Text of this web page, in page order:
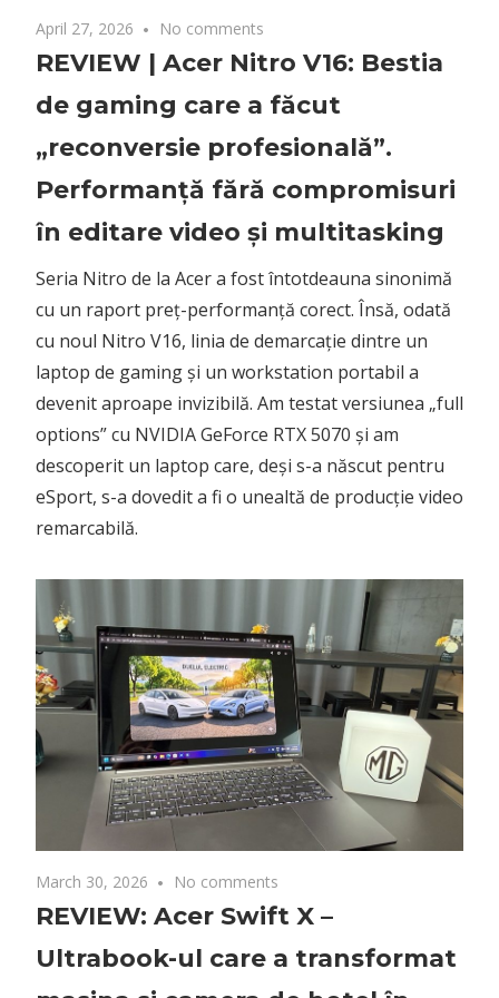
April 27, 2026 No comments
REVIEW | Acer Nitro V16: Bestia
de gaming care a făcut
„reconversie profesională”.
Performanță fără compromisuri
în editare video și multitasking
Seria Nitro de la Acer a fost întotdeauna sinonimă
cu un raport preț-performanță corect. Însă, odată
cu noul Nitro V16, linia de demarcație dintre un
laptop de gaming și un workstation portabil a
devenit aproape invizibilă. Am testat versiunea „full
options” cu NVIDIA GeForce RTX 5070 și am
descoperit un laptop care, deși s-a născut pentru
eSport, s-a dovedit a fi o unealtă de producție video
remarcabilă.
March 30, 2026 No comments
REVIEW: Acer Swift X –
Ultrabook-ul care a transformat